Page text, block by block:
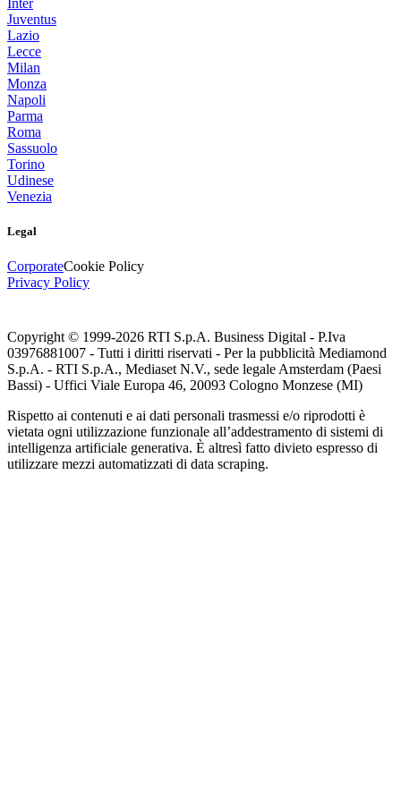
Juventus
Lazio
Lecce
Milan
Monza
Napoli
Parma
Roma
Sassuolo
Torino
Udinese
Venezia
Legal
CorporateCookie Policy
Privacy Policy
Copyright © 1999-2026 RTI S.p.A. Business Digital - P.Iva
03976881007 - Tutti i diritti riservati - Per la pubblicità Mediamond
S.p.A. - RTI S.p.A., Mediaset N.V., sede legale Amsterdam (Paesi
Bassi) - Uffici Viale Europa 46, 20093 Cologno Monzese (MI)
Rispetto ai contenuti e ai dati personali trasmessi e/o riprodotti è
vietata ogni utilizzazione funzionale all’addestramento di sistemi di
intelligenza artificiale generativa. È altresì fatto divieto espresso di
utilizzare mezzi automatizzati di data scraping.